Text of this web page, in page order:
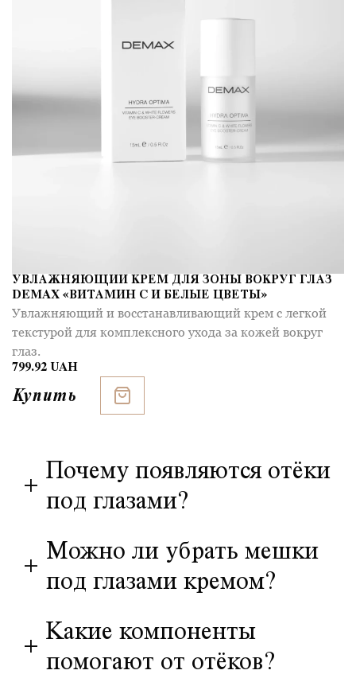
УВЛАЖНЯЮЩИЙ КРЕМ ДЛЯ ЗОНЫ ВОКРУГ ГЛАЗ
DEMAX «ВИТАМИН C И БЕЛЫЕ ЦВЕТЫ»
Увлажняющий и восстанавливающий крем с легкой
текстурой для комплексного ухода за кожей вокруг
глаз.
799.92 UAH
Купить
+
Почему появляются отёки
под глазами?
+
Можно ли убрать мешки
под глазами кремом?
+
Какие компоненты
помогают от отёков?